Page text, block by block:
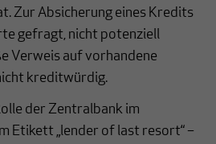
Zur Absicherung eines Kredits
gefragt, nicht potenziell
Verweis auf vorhandene
kreditwürdig.
der Zentralbank im
Etikett „lender of last resort“ –